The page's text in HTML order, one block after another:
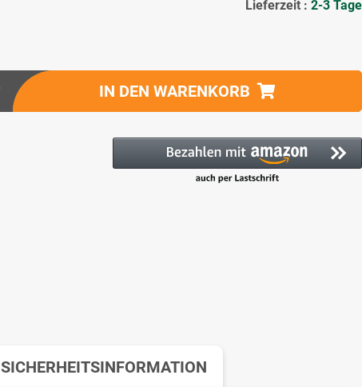
Lieferzeit : 2-3 Tage
IN DEN WARENKORB
SICHERHEITSINFORMATION